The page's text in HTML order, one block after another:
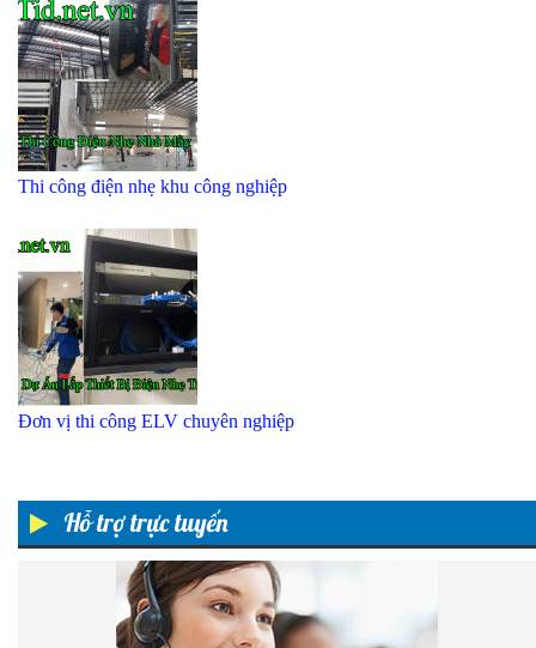
Hỗ trợ trực tuyến
Thi công điện nhẹ khu công nghiệp
Đơn vị thi công ELV chuyên nghiệp